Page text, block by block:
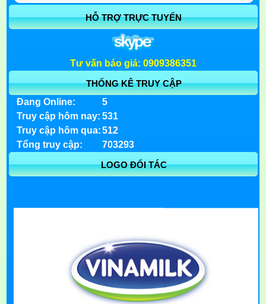
HỖ TRỢ TRỰC TUYẾN
Tư vấn báo giá: 0909386351
THỐNG KÊ TRUY CẬP
Đang Online:
5
Truy cập hôm nay: 531
Truy cập hôm qua: 512
Tổng truy cập:
703293
LOGO ĐỐI TÁC